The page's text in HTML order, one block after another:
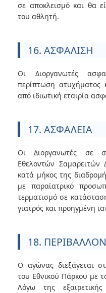
σε αποκλεισμό και θα
του αθλητή.
16. ΑΣΦΑΛΙΣΗ
Οι Διοργανωτές
περίπτωση ατυχήματος
από ιδιωτική εταιρία
17. ΑΣΦΑΛΕΙΑ
Οι Διοργανωτές σε
Εθελοντών Σαμαρειτών
κατά μήκος της
με παραϊατρικό
τερματισμό σε
γιατρός και προηγμένη
18. ΠΕΡΙΒΑΛΛΟΝ
Ο αγώνας διεξάγεται
του Εθνικού Πάρκου με
Λόγω της